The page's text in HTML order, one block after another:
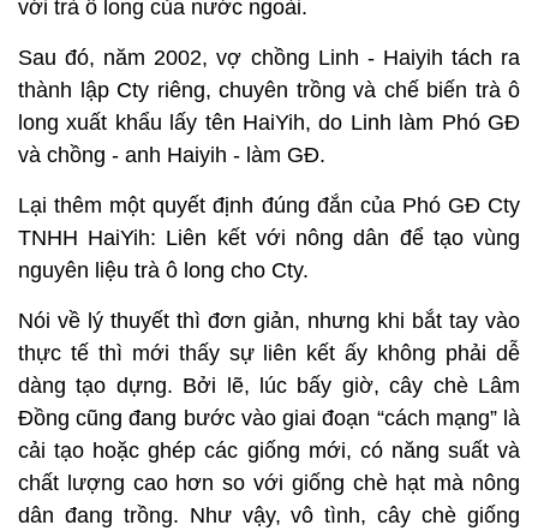
với trà ô long của nước ngoài.
Sau đó, năm 2002, vợ chồng Linh - Haiyih tách ra
thành lập Cty riêng, chuyên trồng và chế biến trà ô
long xuất khẩu lấy tên HaiYih, do Linh làm Phó GĐ
và chồng - anh Haiyih - làm GĐ.
Lại thêm một quyết định đúng đắn của Phó GĐ Cty
TNHH HaiYih: Liên kết với nông dân để tạo vùng
nguyên liệu trà ô long cho Cty.
Nói về lý thuyết thì đơn giản, nhưng khi bắt tay vào
thực tế thì mới thấy sự liên kết ấy không phải dễ
dàng tạo dựng. Bởi lẽ, lúc bấy giờ, cây chè Lâm
Đồng cũng đang bước vào giai đoạn “cách mạng” là
cải tạo hoặc ghép các giống mới, có năng suất và
chất lượng cao hơn so với giống chè hạt mà nông
dân đang trồng. Như vậy, vô tình, cây chè giống